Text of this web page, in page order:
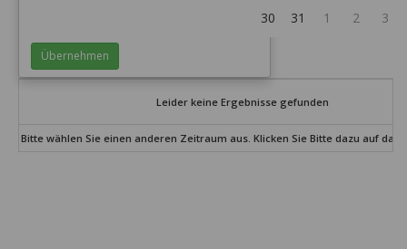
Leider keine Ergebnisse gefunden
Bitte wählen Sie einen anderen Zeitraum aus. Klicken Sie Bitte dazu auf das
30
31 1 2 3
Übernehmen